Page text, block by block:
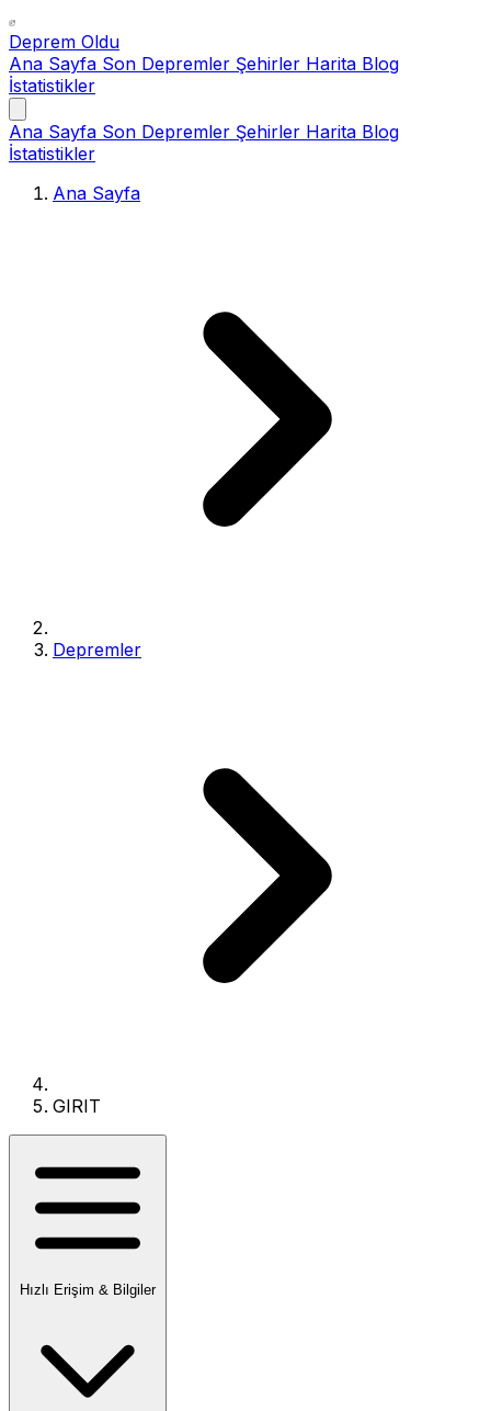
Deprem Oldu
Ana Sayfa Son Depremler Şehirler Harita Blog
İstatistikler
Ana Sayfa Son Depremler Şehirler Harita Blog
İstatistikler
Ana Sayfa
Depremler
GIRIT
Hızlı Erişim & Bilgiler